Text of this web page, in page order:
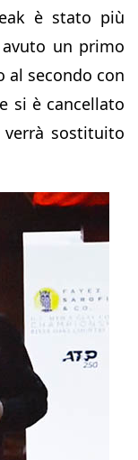
è stato più
un primo
al secondo con
si è cancellato
sostituito